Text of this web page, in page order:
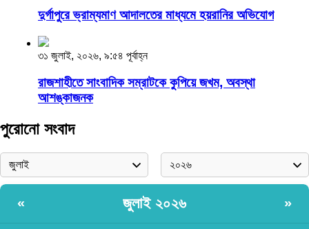
দুর্গাপুরে ভ্রাম্যমাণ আদালতের মাধ্যমে হয়রানির অভিযোগ
৩১ জুলাই, ২০২৬, ৯:৫৪ পূর্বাহ্ন
রাজশাহীতে সাংবাদিক সম্রাটকে কুপিয়ে জখম, অবস্থা
আশঙ্কাজনক
পুরোনো সংবাদ
« জুলাই ২০২৬ »